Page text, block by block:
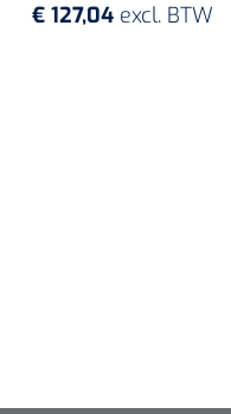
€ 127,04 excl. BTW